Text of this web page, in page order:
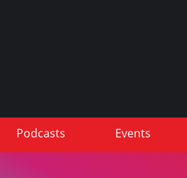
Podcasts Events